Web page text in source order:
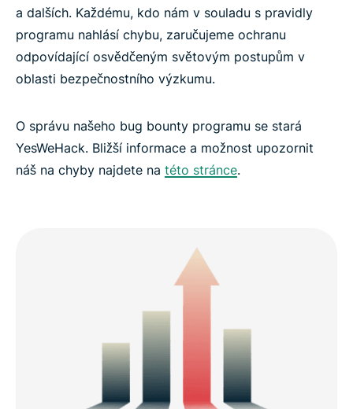
a dalších. Každému, kdo nám v souladu s pravidly
programu nahlásí chybu, zaručujeme ochranu
odpovídající osvědčeným světovým postupům v
oblasti bezpečnostního výzkumu.
O správu našeho bug bounty programu se stará
YesWeHack. Bližší informace a možnost upozornit
náš na chyby najdete na této stránce.